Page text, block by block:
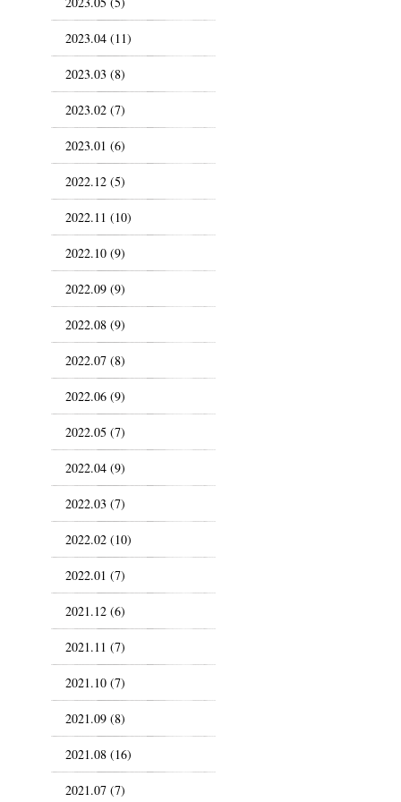
2023.04 (11)
2023.03 (8)
2023.02 (7)
2023.01 (6)
2022.12 (5)
2022.11 (10)
2022.10 (9)
2022.09 (9)
2022.08 (9)
2022.07 (8)
2022.06 (9)
2022.05 (7)
2022.04 (9)
2022.03 (7)
2022.02 (10)
2022.01 (7)
2021.12 (6)
2021.11 (7)
2021.10 (7)
2021.09 (8)
2021.08 (16)
2021.07 (7)